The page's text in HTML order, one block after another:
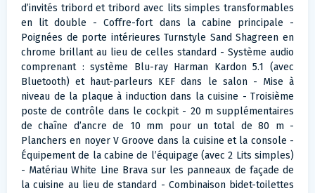
d’invités tribord et tribord avec lits simples transformables
en lit double - Coffre-fort dans la cabine principale -
Poignées de porte intérieures Turnstyle Sand Shagreen en
chrome brillant au lieu de celles standard - Système audio
comprenant : système Blu-ray Harman Kardon 5.1 (avec
Bluetooth) et haut-parleurs KEF dans le salon - Mise à
niveau de la plaque à induction dans la cuisine - Troisième
poste de contrôle dans le cockpit - 20 m supplémentaires
de chaîne d’ancre de 10 mm pour un total de 80 m -
Planchers en noyer V Groove dans la cuisine et la console -
Équipement de la cabine de l’équipage (avec 2 Lits simples)
- Matériau White Line Brava sur les panneaux de façade de
la cuisine au lieu de standard - Combinaison bidet-toilettes